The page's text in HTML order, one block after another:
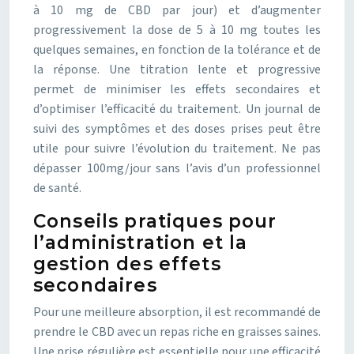
à 10 mg de CBD par jour) et d’augmenter
progressivement la dose de 5 à 10 mg toutes les
quelques semaines, en fonction de la tolérance et de
la réponse. Une titration lente et progressive
permet de minimiser les effets secondaires et
d’optimiser l’efficacité du traitement. Un journal de
suivi des symptômes et des doses prises peut être
utile pour suivre l’évolution du traitement. Ne pas
dépasser 100mg/jour sans l’avis d’un professionnel
de santé.
Conseils pratiques pour
l’administration et la
gestion des effets
secondaires
Pour une meilleure absorption, il est recommandé de
prendre le CBD avec un repas riche en graisses saines.